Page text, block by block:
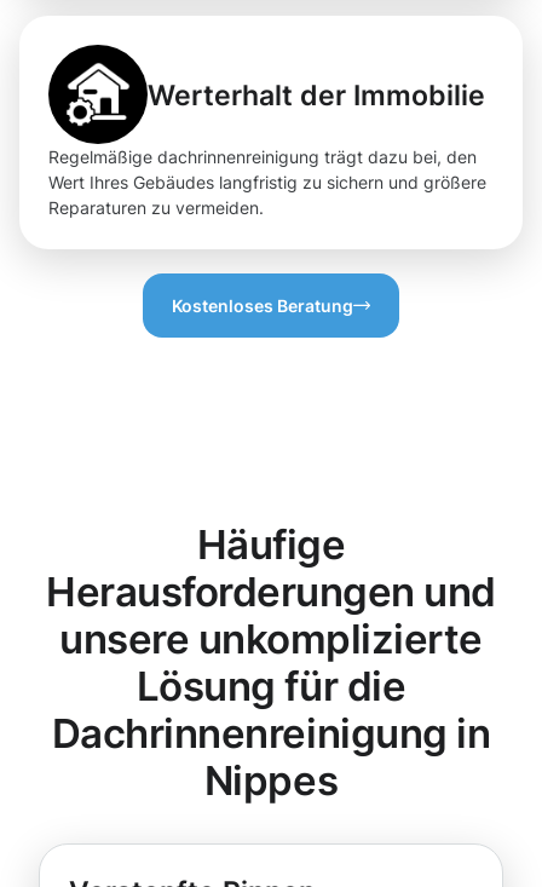
Werterhalt der Immobilie
Regelmäßige dachrinnenreinigung trägt dazu bei, den
Wert Ihres Gebäudes langfristig zu sichern und größere
Reparaturen zu vermeiden.
Kostenloses Beratung
Häufige
Herausforderungen und
unsere unkomplizierte
Lösung für die
Dachrinnenreinigung in
Nippes